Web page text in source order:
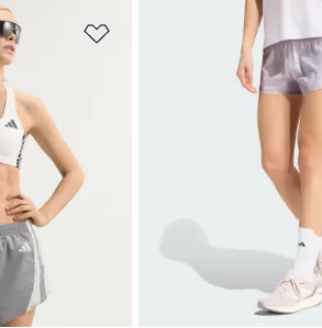
เพิ่มไปยังรายการสินค้าโปรด